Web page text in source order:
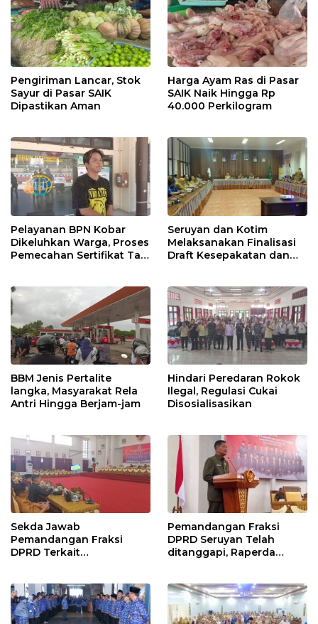
Pengiriman Lancar, Stok
Sayur di Pasar SAIK
Dipastikan Aman
Harga Ayam Ras di Pasar
SAIK Naik Hingga Rp
40.000 Perkilogram
Pelayanan BPN Kobar
Dikeluhkan Warga, Proses
Pemecahan Sertifikat Tak
Seruyan dan Kotim
Melaksanakan Finalisasi
Draft Kesepakatan dan
BBM Jenis Pertalite
langka, Masyarakat Rela
Antri Hingga Berjam-jam
Hindari Peredaran Rokok
Ilegal, Regulasi Cukai
Disosialisasikan
Sekda Jawab
Pemandangan Fraksi
DPRD Terkait
2024
Pemandangan Fraksi
DPRD Seruyan Telah
ditanggapi, Raperda